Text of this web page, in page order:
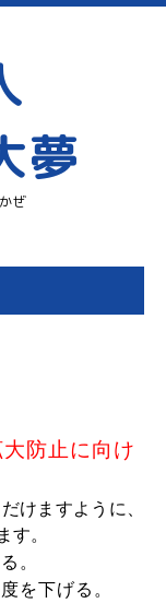
夢
ぜ
防止に向け
けますように、
す。
。
を下げる。